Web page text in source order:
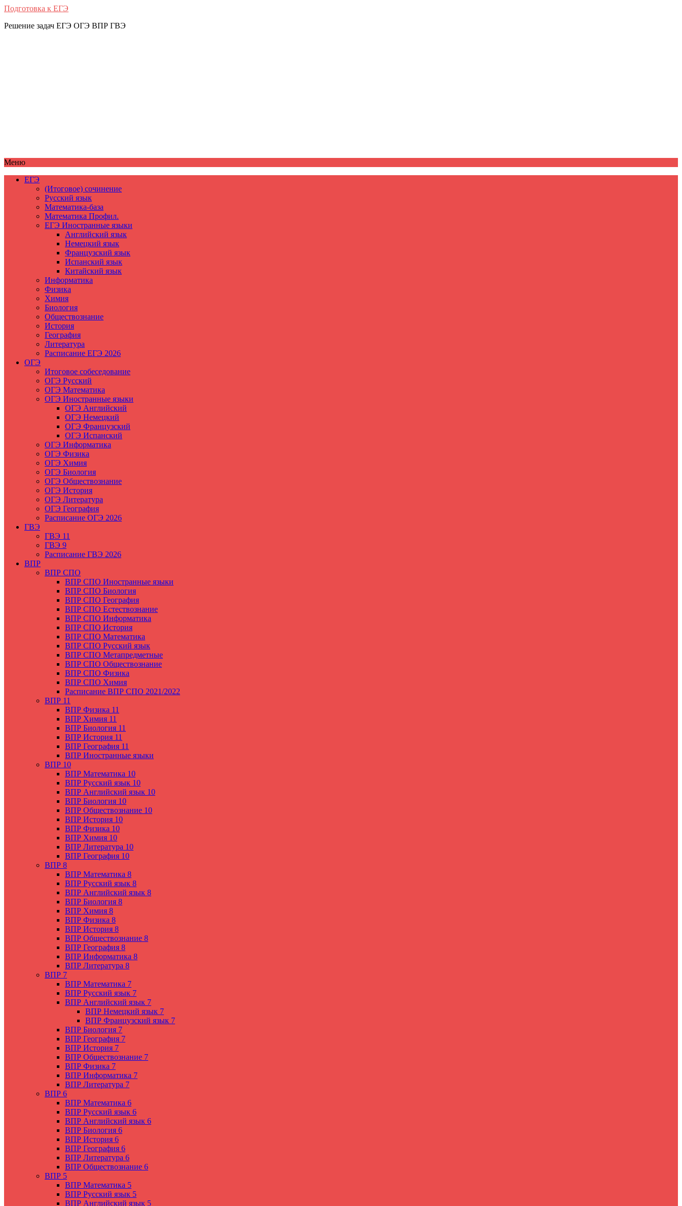
Подготовка к ЕГЭ
Решение задач ЕГЭ ОГЭ ВПР ГВЭ
Меню
ЕГЭ
(Итоговое) сочинение
Русский язык
Математика-база
Математика Профил.
ЕГЭ Иностранные языки
Английский язык
Немецкий язык
Французский язык
Испанский язык
Китайский язык
Информатика
Физика
Химия
Биология
Обществознание
История
География
Литература
Расписание ЕГЭ 2026
ОГЭ
Итоговое собеседование
ОГЭ Русский
ОГЭ Математика
ОГЭ Иностранные языки
ОГЭ Английский
ОГЭ Немецкий
ОГЭ Французский
ОГЭ Испанский
ОГЭ Информатика
ОГЭ Физика
ОГЭ Химия
ОГЭ Биология
ОГЭ Обществознание
ОГЭ История
ОГЭ Литература
ОГЭ География
Расписание ОГЭ 2026
ГВЭ
ГВЭ 11
ГВЭ 9
Расписание ГВЭ 2026
ВПР
ВПР СПО
ВПР СПО Иностранные языки
ВПР СПО Биология
ВПР СПО География
ВПР СПО Естествознание
ВПР СПО Информатика
ВПР СПО История
ВПР СПО Математика
ВПР СПО Русский язык
ВПР СПО Метапредметные
ВПР СПО Обществознание
ВПР СПО Физика
ВПР СПО Химия
Расписание ВПР СПО 2021/2022
ВПР 11
ВПР Физика 11
ВПР Химия 11
ВПР Биология 11
ВПР История 11
ВПР География 11
ВПР Иностранные языки
ВПР 10
ВПР Математика 10
ВПР Русский язык 10
ВПР Английский язык 10
ВПР Биология 10
ВПР Обществознание 10
ВПР История 10
ВПР Физика 10
ВПР Химия 10
ВПР Литература 10
ВПР География 10
ВПР 8
ВПР Математика 8
ВПР Русский язык 8
ВПР Английский язык 8
ВПР Биология 8
ВПР Химия 8
ВПР Физика 8
ВПР История 8
ВПР Обществознание 8
ВПР География 8
ВПР Информатика 8
ВПР Литература 8
ВПР 7
ВПР Математика 7
ВПР Русский язык 7
ВПР Английский язык 7
ВПР Немецкий язык 7
ВПР Французский язык 7
ВПР Биология 7
ВПР География 7
ВПР История 7
ВПР Обществознание 7
ВПР Физика 7
ВПР Информатика 7
ВПР Литература 7
ВПР 6
ВПР Математика 6
ВПР Русский язык 6
ВПР Английский язык 6
ВПР Биология 6
ВПР История 6
ВПР География 6
ВПР Литература 6
ВПР Обществознание 6
ВПР 5
ВПР Математика 5
ВПР Русский язык 5
ВПР Английский язык 5